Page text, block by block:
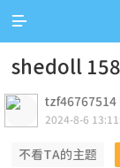

shedoll
tzf46767514
2024-8-6
不看TA的主题